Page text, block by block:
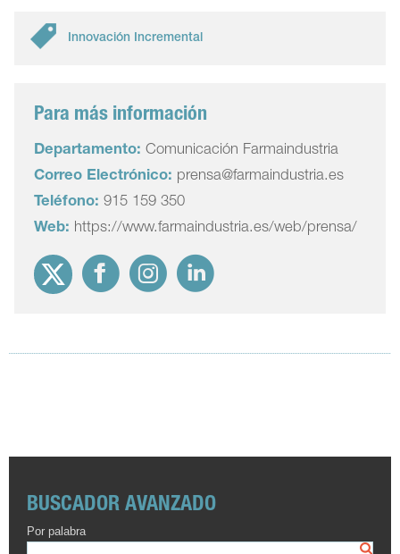
Innovación Incremental
Para más información
Departamento: Comunicación Farmaindustria
Correo Electrónico: prensa@farmaindustria.es
Teléfono: 915 159 350
Web: https://www.farmaindustria.es/web/prensa/
BUSCADOR AVANZADO
Por palabra